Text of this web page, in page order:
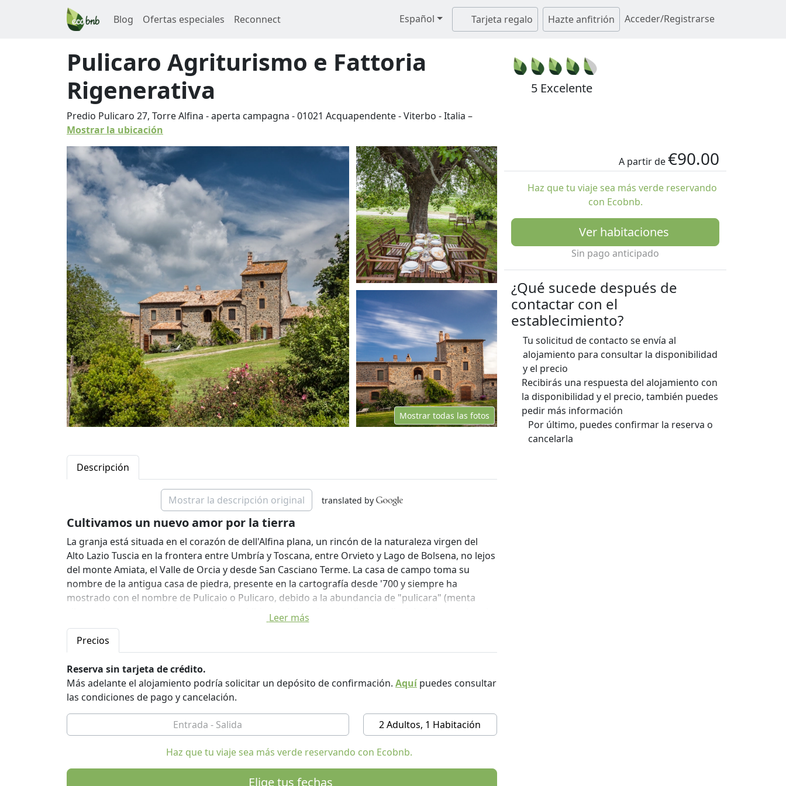
Blog Ofertas especiales Reconnect Español Tarjeta regalo Hazte anfitrión Acceder/Registrarse
Pulicaro Agriturismo e Fattoria
Rigenerativa
Predio Pulicaro 27, Torre Alfina - aperta campagna -01021 Acquapendente-Viterbo -Italia –
Mostrar la ubicación
5 Excelente
Mostrar todas las fotos
Descripción
Mostrar la descripción original translated by
Cultivamos un nuevo amor por la tierra
La granja está situada en el corazón de dell'Alfina plana, un rincón de la naturaleza virgen del
Alto Lazio Tuscia en la frontera entre Umbría y Toscana, entre Orvieto y Lago de Bolsena, no lejos
del monte Amiata, el Valle de Orcia y desde San Casciano Terme. La casa de campo toma su
nombre de la antigua casa de piedra, presente en la cartografía desde '700 y siempre ha
mostrado con el nombre de Pulicaio o Pulicaro, debido a la abundancia de "pulicara" (menta
silvestre) o la presencia de agua bulicanti (hirviendo corriente-bulicaio-pulicaio), de los cuales el
territorio es rico.
La casa ha sido cuidadosamente restaurado y ahora ofrece habitaciones y apartamentos del
agroturismo; Se pueden alojar, dependiendo de la zona, de 2 a 7 hasta 25 camas.
Cada apartamento está amueblado con cuidado, con el fin de recrear un ambiente familiar y
tiene una entrada privada y baño privado. Usted puede optar por alojarse en apartamentos
(mono o apartamentos), o en las habitaciones que si es necesario puede llegar a ser de
interconexión. Además de su alojamiento, los clientes pueden tomar ventaja de la gran jardín y
grandes salas comunes: una en el primer piso es un gran salón con chimenea para relajarse y
leer, que la planta baja se deriva del antiguo granero y se dedica a actividades recreativas.
El jardín tiene una superficie de aproximadamente una hectárea y es el hogar de una notable
Leer más
Precios
Reserva sin tarjeta de crédito.
Más adelante el alojamiento podría solicitar un depósito de confirmación. Aquípuedes consultar
las condiciones de pago y cancelación.
2 Adultos, 1 Habitación
Haz que tu viaje sea más verde reservando con Ecobnb.
Elige tus fechas
A partir de€90.00
Haz que tu viaje sea más verde reservando
con Ecobnb.
Ver habitaciones
Sin pago anticipado
¿Qué sucede después de
contactar con el
establecimiento?
Tu solicitud de contacto se envía al
alojamiento para consultar la disponibilidad
y el precio
Recibirás una respuesta del alojamiento con
la disponibilidad y el precio, también puedes
pedir más información
Por último, puedes confirmar la reserva o
cancelarla